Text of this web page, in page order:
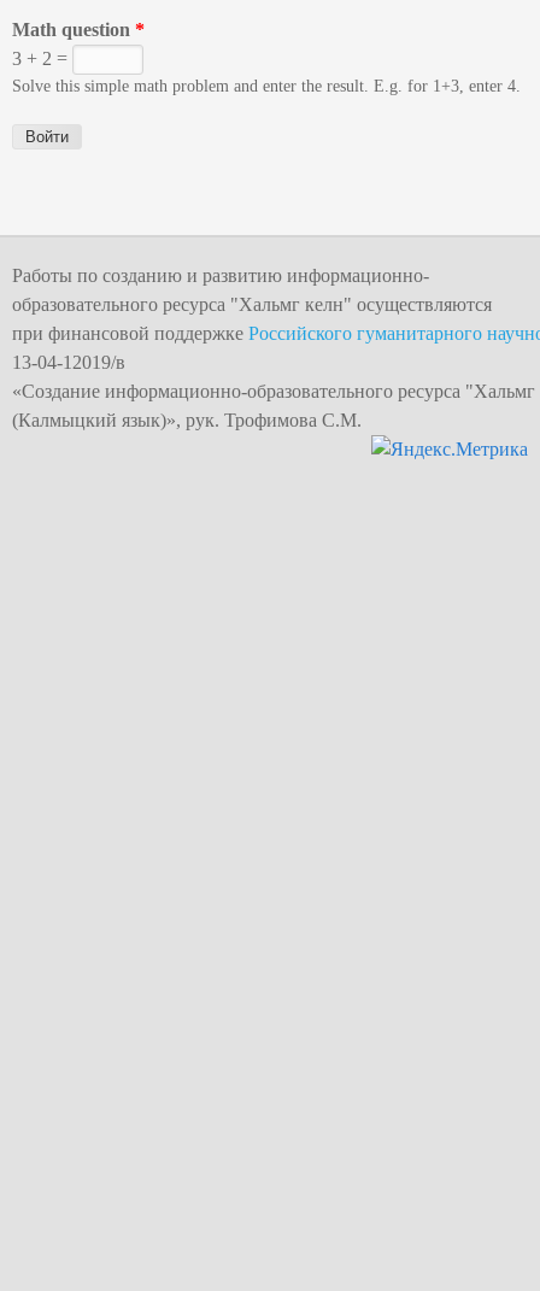
Math question *
3 + 2 =
Solve this simple math problem and enter the result. E.g. for 1+3, enter 4.
Работы по созданию и развитию информационно-
образовательного ресурса "Хальмг келн" осуществляются
при финансовой поддержке Российского гуманитарного
13-04-12019/в
«Создание информационно-образовательного ресурса
(Калмыцкий язык)», рук. Трофимова С.М.